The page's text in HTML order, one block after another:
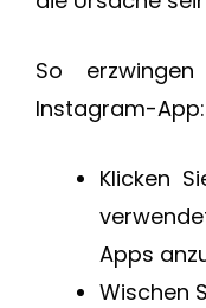
So
Instagram-App:
Klicken
Apps
Wischen